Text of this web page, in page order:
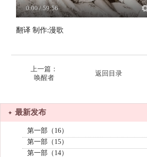
0:00/59:56
翻译 制作:漫歌
上一篇：
唤醒者
返回目录
最新发布
第一部（16）
第一部（15）
第一部（14）